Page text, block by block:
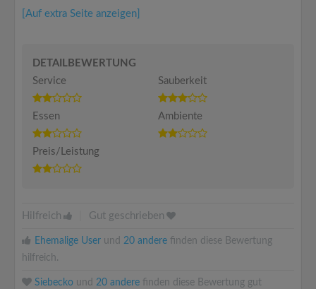
[Auf extra Seite anzeigen]
DETAILBEWERTUNG
Service
Sauberkeit
Essen Ambiente
Preis/Leistung
Hilfreich Gut geschrieben
Ehemalige User und 20 andere finden diese Bewertung
hilfreich.
Siebecko und 20 andere finden diese Bewertung gut